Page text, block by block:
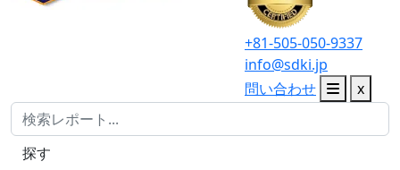
+81-505-050-9337
info@sdki.jp
問い合わせ
x
探す